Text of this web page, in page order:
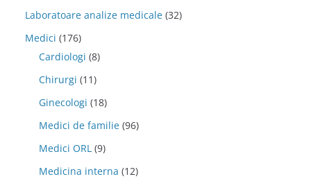
Laboratoare analize medicale (32)
Medici (176)
Cardiologi (8)
Chirurgi (11)
Ginecologi (18)
Medici de familie (96)
Medici ORL (9)
Medicina interna (12)